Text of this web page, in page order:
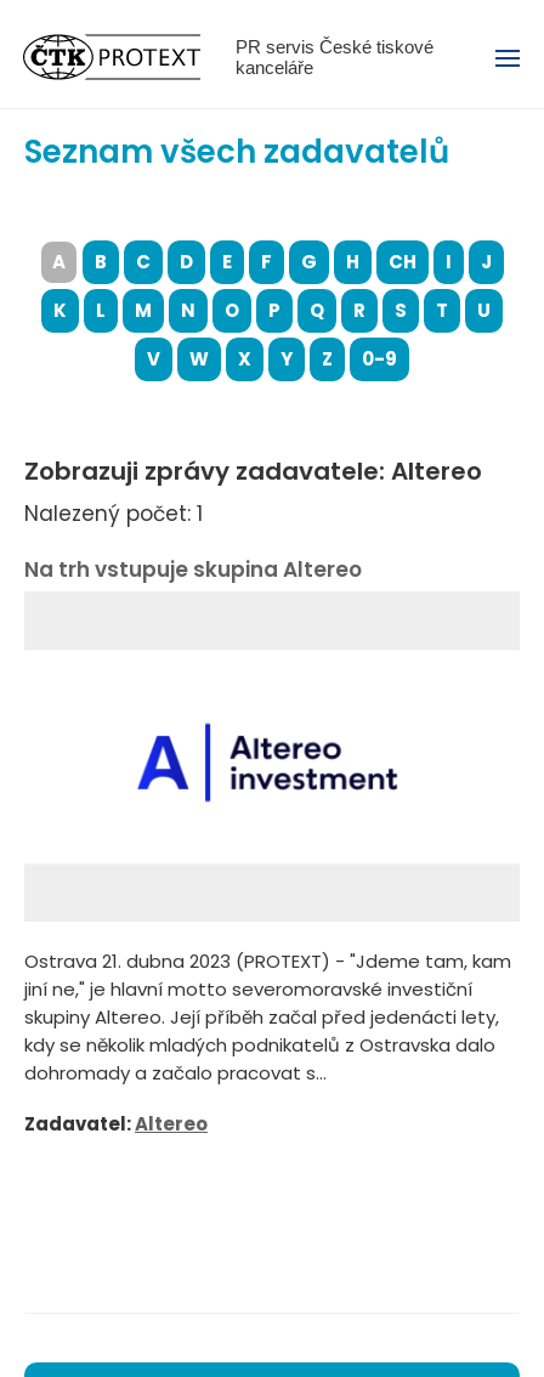
PR servis České tiskové
kanceláře
Menu
Seznam všech zadavatelů
A B C D E F G H CH I
J
K
L M N O P Q R S T
U
V
W X Y Z 0-9
Zobrazuji zprávy zadavatele: Altereo
Nalezený počet: 1
Na trh vstupuje skupina Altereo
Ostrava 21. dubna 2023 (PROTEXT) - "Jdeme tam, kam
jiní ne," je hlavní motto severomoravské investiční
skupiny Altereo. Její příběh začal před jedenácti lety,
kdy se několik mladých podnikatelů z Ostravska dalo
dohromady a začalo pracovat s...
Zadavatel:Altereo